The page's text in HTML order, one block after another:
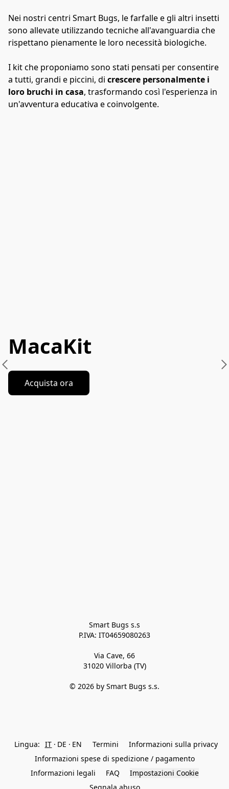
Nei nostri centri Smart Bugs, le farfalle e gli altri insetti
sono allevate utilizzando tecniche all'avanguardia che
rispettano pienamente le loro necessità biologiche.
I kit che proponiamo sono stati pensati per consentire
a tutti, grandi e piccini, di crescere personalmente i
loro bruchi in casa, trasformando così l'esperienza in
un'avventura educativa e coinvolgente.
MacaKit
Acquista ora
Smart Bugs s.s
P.IVA: IT04659080263
Via Cave, 66
31020 Villorba (TV)
© 2026 by Smart Bugs s.s.
Lingua: IT DE EN Termini
Informazioni sulla privacy
Informazioni spese di spedizione / pagamento
Informazioni legali
FAQ
Impostazioni Cookie